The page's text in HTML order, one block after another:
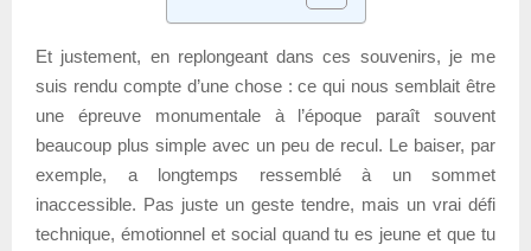
Et justement, en replongeant dans ces souvenirs, je me
suis rendu compte d’une chose : ce qui nous semblait être
une épreuve monumentale à l’époque paraît souvent
beaucoup plus simple avec un peu de recul. Le baiser, par
exemple, a longtemps ressemblé à un sommet
inaccessible. Pas juste un geste tendre, mais un vrai défi
technique, émotionnel et social quand tu es jeune et que tu